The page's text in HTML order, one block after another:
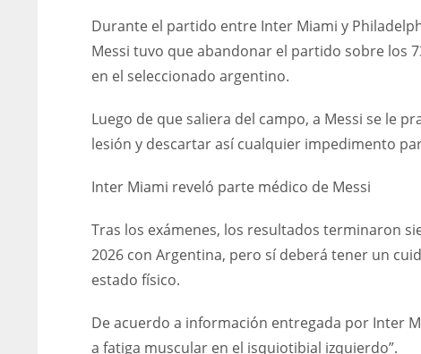
Durante el partido entre Inter Miami y
Messi tuvo que abandonar el partido sobre los
en el seleccionado argentino.
Luego de que saliera del campo, a Messi se le
lesión y descartar así cualquier impedimento
Inter Miami reveló parte médico de Messi
Tras los exámenes, los resultados terminaron
2026 con Argentina, pero sí deberá tener un
estado físico.
De acuerdo a información entregada por Inter
a fatiga muscular en el isquiotibial izquierdo”.